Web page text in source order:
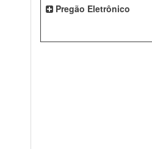
Pregão Eletrônico